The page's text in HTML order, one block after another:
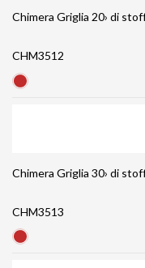
Chimera Griglia
CHM3512
Chimera Griglia
CHM3513